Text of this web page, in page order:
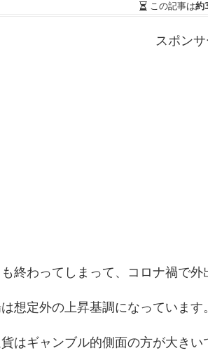
この記事は約
スポン
終わってしまって、コロナ禍で外
想定外の上昇基調になっています
はギャンブル的側面の方が大きい